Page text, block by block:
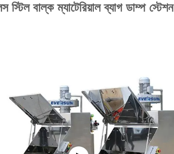
স্টিল বাল্ক ম্যাটেরিয়াল ব্যাগ ডাম্প স্টেশন